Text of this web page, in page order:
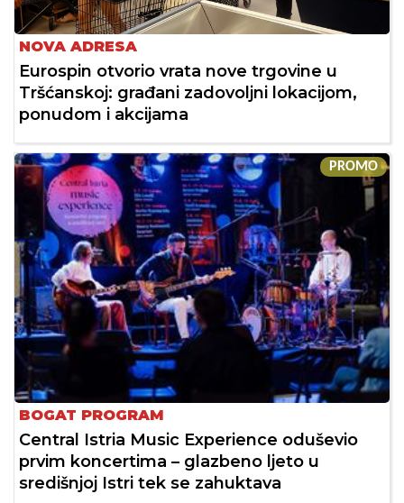
NOVA ADRESA
Eurospin otvorio vrata nove trgovine u
Tršćanskoj: građani zadovoljni lokacijom,
ponudom i akcijama
PROMO
BOGAT PROGRAM
Central Istria Music Experience oduševio
prvim koncertima – glazbeno ljeto u
središnjoj Istri tek se zahuktava